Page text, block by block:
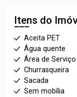
Itens do
Aceita PET
Água quente
Área de Serviço
Churrasqueira
Sacada
Sem mobília